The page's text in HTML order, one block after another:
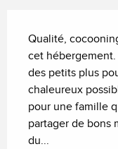
Qualité,
cet
des petits plus
chaleureux
pour une famille
partager de bons
du...